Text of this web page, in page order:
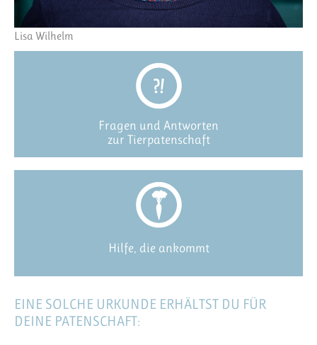
Lisa Wilhelm
Fragen und Antworten
zur Tierpatenschaft
Hilfe, die ankommt
EINE SOLCHE URKUNDE ERHÄLTST DU FÜR
DEINE PATENSCHAFT: